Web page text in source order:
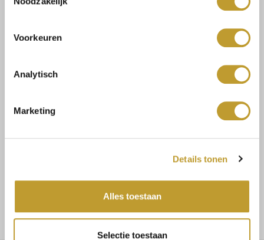
Voorkeuren
Analytisch
Marketing
Details tonen
Alles toestaan
Selectie toestaan
Voor 17.30u besteld, dezelfde dag verzonden
Gratis verzending vanaf €75,-